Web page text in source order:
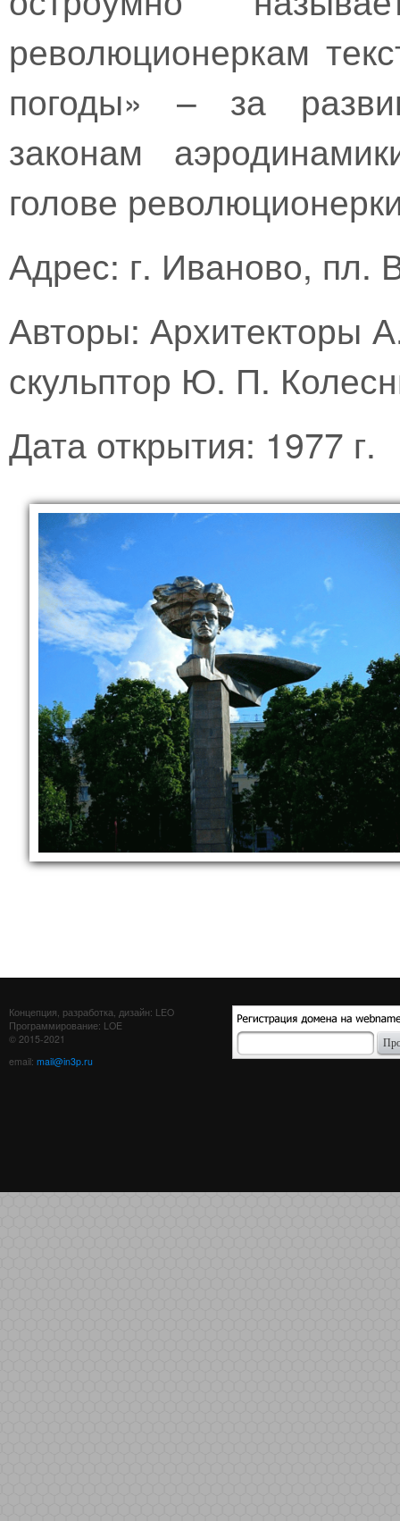
революционеркам
погоды» – за
законам
голове
Адрес: г. Иваново, пл.
Авторы: Архитекторы
скульптор Ю. П.
Дата открытия: 1977 г.
Концепция, разработка, дизайн: LEO
Программирование: LOE
© 2015-2021
email: mail@in3p.ru